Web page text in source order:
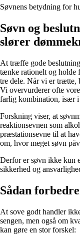
Søvnens betydning for
Søvn og
slører
At træffe gode
tænke rationelt og holde
tre dele. Når vi er trætte,
Vi overvurderer ofte
farlig kombination, især i
Forskning viser, at
reaktionsevnen som
præstationsevne til at
om, hvor meget søvn
Derfor er søvn ikke kun
sikkerhed og
Sådan
At sove godt handler
sengen, men også om
kan gøre en stor forskel: